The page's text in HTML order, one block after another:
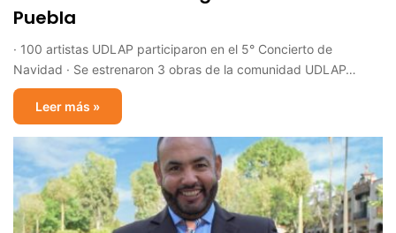
Puebla
· 100 artistas UDLAP participaron en el 5° Concierto de
Navidad · Se estrenaron 3 obras de la comunidad UDLAP…
Leer más »